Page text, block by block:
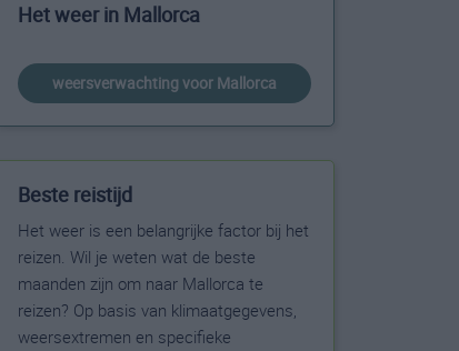
Het weer in Mallorca
weersverwachting voor Mallorca
Beste reistijd
Het weer is een belangrijke factor bij het
reizen. Wil je weten wat de beste
maanden zijn om naar Mallorca te
reizen? Op basis van klimaatgegevens,
weersextremen en specifieke